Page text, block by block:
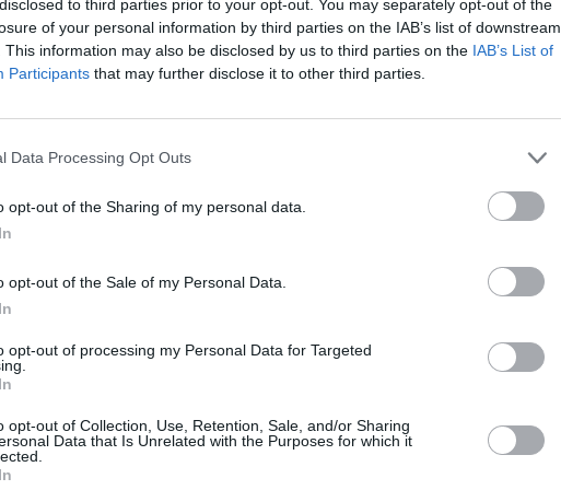
to third parties prior to your opt-out. You may separately opt-out of the
of your personal information by third parties on the IAB’s list of downstream
This information may also be disclosed by us to third parties on the IAB’s List of
Participants that may further disclose it to other third parties.
Data Processing Opt Outs
opt-out of the Sharing of my personal data.
opt-out of the Sale of my Personal Data.
opt-out of processing my Personal Data for Targeted
opt-out of Collection, Use, Retention, Sale, and/or Sharing
Data that Is Unrelated with the Purposes for which it
los despachos a 130 nuevos miembros del Cuerpo
250 guardias civiles. En el acto, el director general
“El año que viene, en estas mismas fechas,
civiles y suboficiales”. Fue el 12 de junio de este
la cifra con la que supone que se reponen
el curso 2016/2017. El próximo, que
aunque superior a la de los último 5 años, no
en torno a las 650 personas. En estos años, la
en duda en varias ocasiones, al cobrar fuerza la
las que llegó a haber más profesores que
en Madrid, mucho más pequeña que la
promociones que llegaban. Hay un
puesto que la antigua academia de Úbeda
sin que el Ministerio del Interior defina muy bien
La decadencia del acuartelamiento continúa a
Alfredo Pérez Rubalca era ministro del